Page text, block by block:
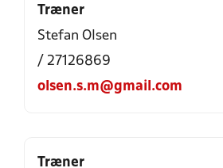
Træner
Stefan Olsen
/ 27126869
olsen.s.m@gmail.com
Træner